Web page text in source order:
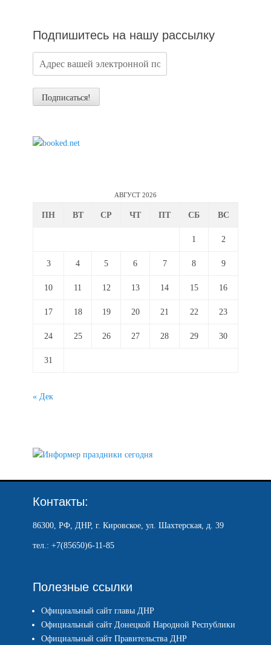
Подпишитесь на нашу рассылку
АВГУСТ 2026
ПН ВТ СР ЧТ ПТ СБ ВС
1 2
3 4 5 6 7 8 9
10 11 12 13 14 15 16
17 18 19 20 21 22 23
24 25 26 27 28 29 30
31
« Дек
Контакты:
86300, РФ, ДНР, г. Кировское, ул. Шахтерская, д. 39
тел.: +7(85650)6-11-85
Полезные ссылки
Официальный сайт главы ДНР
Официальный сайт Донецкой Народной Республики
Официальный сайт Правительства ДНР